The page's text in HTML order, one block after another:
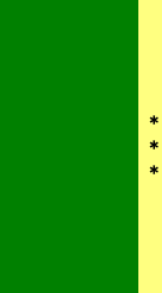
＊
＊
＊